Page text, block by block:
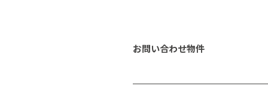
お問い合わせ物件